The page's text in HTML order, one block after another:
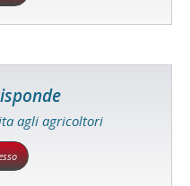
agli agricoltori